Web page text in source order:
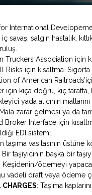
International
savaş, salgın hastalık,
Truckers Association için
Risks için kısaltma.
of American
için kıça doğru, kıç tarafta,
yada alıcının
zarar gelmesi ya da
Broker Interface için
EDI sistemi.
taşıma vasıtasının üstüne
Bir taşıyıcının başka bir
: Keşidenin/ödemeyi
draft veya ödeme
CHARGES: Taşıma